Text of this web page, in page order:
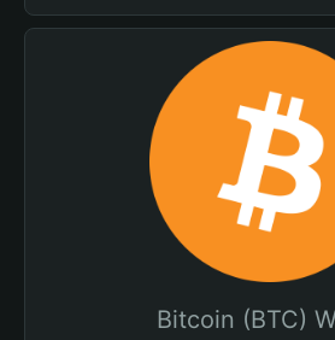
Bitcoin (BTC)